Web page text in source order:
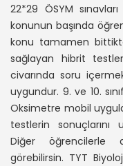
22*29 ÖSYM
konunun başında
konu tamamen
sağlayan hibrit
civarında soru
uygundur. 9. ve 10.
Oksimetre mobil
testlerin
Diğer öğrencilerle
görebilirsin. TYT